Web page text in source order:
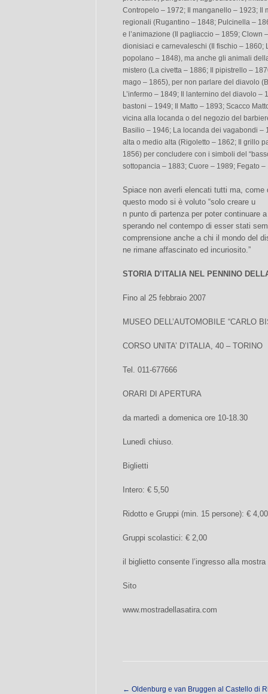
Contropelo – 1972; Il manganello – 1923; Il
regionali (Rugantino – 1848; Pulcinella –
e l’animazione (Il pagliaccio – 1859; Clown
dionisiaci e carnevaleschi (Il fischio – 1860;
popolano – 1848), ma anche gli animali
mistero (La civetta – 1886; Il pipistrello –
mago – 1865), per non parlare del diavolo
L’infermo – 1849; Il lanternino del diavolo
bastoni – 1949; Il Matto – 1893; Scacco
vicina alla locanda o del negozio del
Basilio – 1946; La locanda dei vagabondi
alta o medio alta (Rigoletto – 1862; Il grillo
1856) per concludere con i simboli del
sottopancia – 1883; Cuore – 1989; Fegato –
Spiace non averli elencati tutti ma,
questo modo si è voluto “solo creare u
n punto di partenza per poter continuare
sperando nel contempo di esser stati
comprensione anche a chi il mondo del
ne rimane affascinato ed incuriosito.”
STORIA D’ITALIA NEL PENNINO
Fino al 25 febbraio 2007
MUSEO DELL’AUTOMOBILE “CARLO
CORSO UNITA’ D’ITALIA, 40 – TORINO
Tel. 011-677666
ORARI DI APERTURA
da martedì a domenica ore 10-18.30
Lunedì chiuso.
Biglietti
Intero: € 5,50
Ridotto e Gruppi (min. 15 persone): € 4,00
Gruppi scolastici: € 2,00
il biglietto consente l’ingresso alla
Sito
www.mostradellasatira.com
← Oldenburg e van Bruggen al Castello di